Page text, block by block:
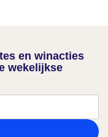
en winacties
wekelijkse